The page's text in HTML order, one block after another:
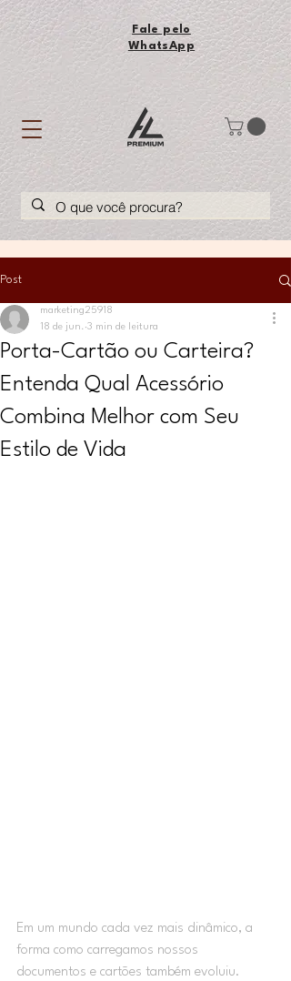
Fale pelo
WhatsApp
Post
Porta-Cartão ou Carteira?
Entenda Qual Acessório
Combina Melhor com Seu
Estilo de Vida
marketing25918
18 de jun. 3 min de leitura
Em um mundo cada vez mais dinâmico, a
forma como carregamos nossos
documentos e cartões também evoluiu.